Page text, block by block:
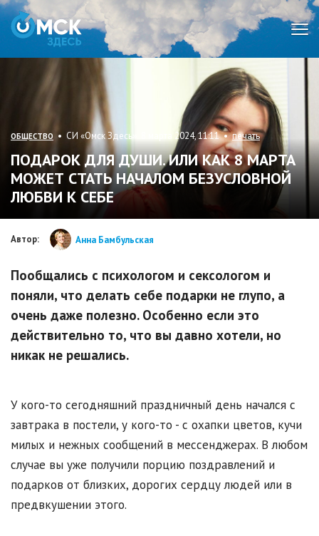
ОБЩЕСТВО • СИ «Омск Здесь» 8 марта 2024, 11:11 •печать
ПОДАРОК ДЛЯ ДУШИ. ИЛИ КАК 8 МАРТА
МОЖЕТ СТАТЬ НАЧАЛОМ БЕЗУСЛОВНОЙ
ЛЮБВИ К СЕБЕ
Автор: Анна Бамбульская
Пообщались с психологом и сексологом и
поняли, что делать себе подарки не глупо, а
очень даже полезно. Особенно если это
действительно то, что вы давно хотели, но
никак не решались.
У кого-то сегодняшний праздничный день начался с
завтрака в постели, у кого-то - с охапки цветов, кучи
милых и нежных сообщений в мессенджерах. В любом
случае вы уже получили порцию поздравлений и
подарков от близких, дорогих сердцу людей или в
предвкушении этого.